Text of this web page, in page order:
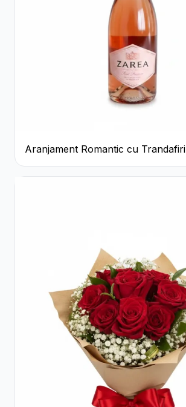
Aranjament Romantic cu Trandafiri
Roșii și Șampanie rose